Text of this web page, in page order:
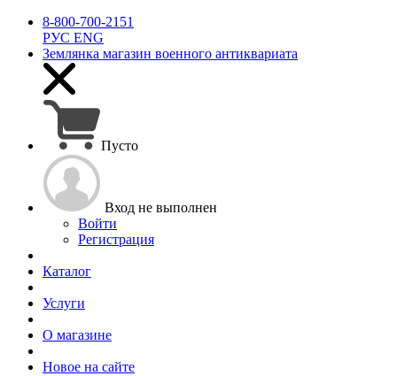
8-800-700-2151
РУС ENG
Землянка магазин военного антиквариата
Пусто
Вход не выполнен
Войти
Регистрация
Каталог
Услуги
О магазине
Новое на сайте